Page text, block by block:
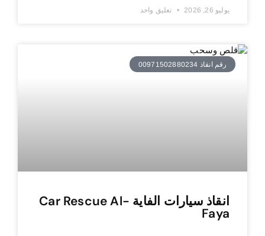
يوليو 26, 2026 تعليق واحد
رقم انقاذ 00971502880234
انقاذ سيارات الفاية Car Rescue Al-
Faya